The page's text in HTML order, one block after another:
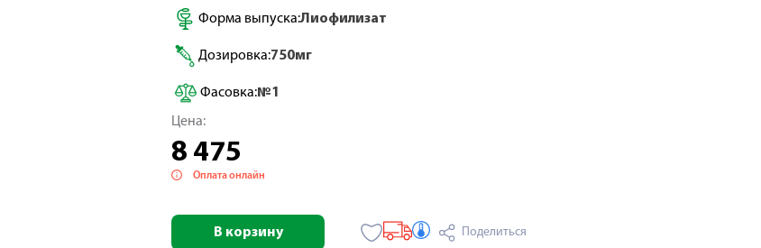
Форма выпуска:Лиофилизат
Дозировка:750мг
Фасовка:№1
Цена:
8 475
Оплата онлайн
В корзину Поделиться